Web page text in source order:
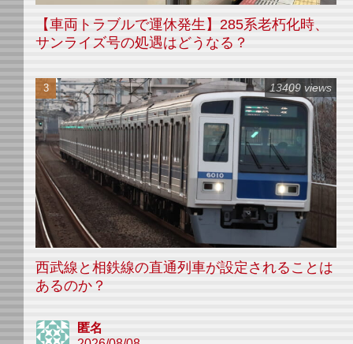
【車両トラブルで運休発生】285系老朽化時、
サンライズ号の処遇はどうなる？
西武線と相鉄線の直通列車が設定されることは
あるのか？
13409 views
匿名